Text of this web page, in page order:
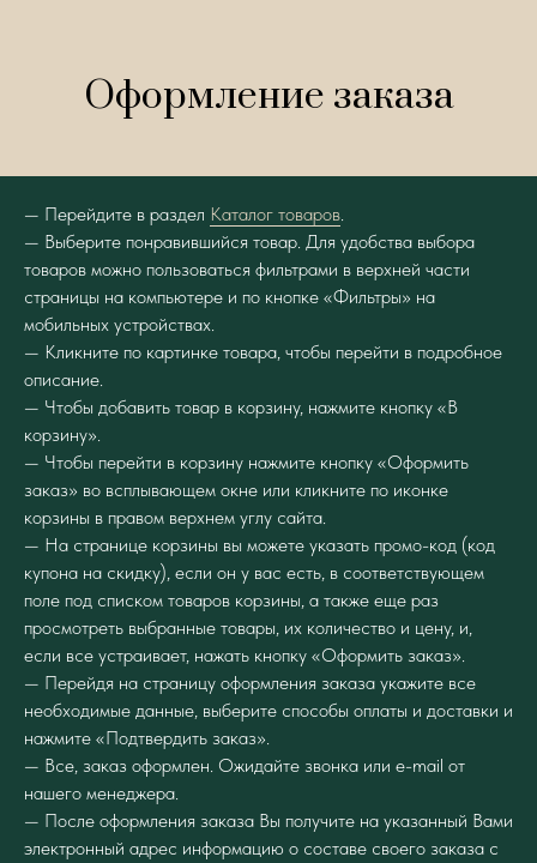
Оформление заказа
— Перейдите в раздел Каталог товаров.
— Выберите понравившийся товар. Для удобства выбора
товаров можно пользоваться фильтрами в верхней части
страницы на компьютере и по кнопке «Фильтры» на
мобильных устройствах.
— Кликните по картинке товара, чтобы перейти в подробное
описание.
— Чтобы добавить товар в корзину, нажмите кнопку «В
корзину».
— Чтобы перейти в корзину нажмите кнопку «Оформить
заказ» во всплывающем окне или кликните по иконке
корзины в правом верхнем углу сайта.
— На странице корзины вы можете указать промо-код (код
купона на скидку), если он у вас есть, в соответствующем
поле под списком товаров корзины, а также еще раз
просмотреть выбранные товары, их количество и цену, и,
если все устраивает, нажать кнопку «Оформить заказ».
— Перейдя на страницу оформления заказа укажите все
необходимые данные, выберите способы оплаты и доставки и
нажмите «Подтвердить заказ».
— Все, заказ оформлен. Ожидайте звонка или e-mail от
нашего менеджера.
— После оформления заказа Вы получите на указанный Вами
электронный адрес информацию о составе своего заказа с